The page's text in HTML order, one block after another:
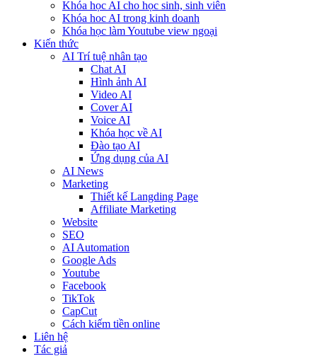
Khóa học AI cho học sinh, sinh viên
Khóa hoc AI trong kinh doanh
Khóa học làm Youtube view ngoại
Kiến thức
AI Trí tuệ nhân tạo
Chat AI
Hình ảnh AI
Video AI
Cover AI
Voice AI
Khóa học về AI
Đào tạo AI
Ứng dụng của AI
AI News
Marketing
Thiết kế Langding Page
Affiliate Marketing
Website
SEO
AI Automation
Google Ads
Youtube
Facebook
TikTok
CapCut
Cách kiếm tiền online
Liên hệ
Tác giả